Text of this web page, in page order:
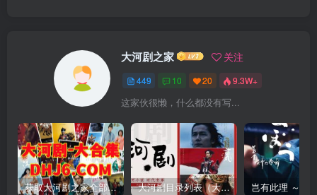
大河剧之家 关注
449 10 20 9.3W+
这家伙很懒，什么都没有写...
获取大河剧之家全部资源 大河剧目录列表（大河剧资源以本目录为准）